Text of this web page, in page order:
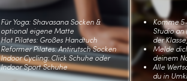
Für Yoga: Shavasana Socken &
optional eigene Matte
Hot Pilates: Großes Handtuch
Reformer Pilates: Antirutsch Socken
Indoor Cycling: Click Schuhe oder
Indoor Sport Schuhe
Komme
Studio an
der
Melde
deinem
Alle
du in